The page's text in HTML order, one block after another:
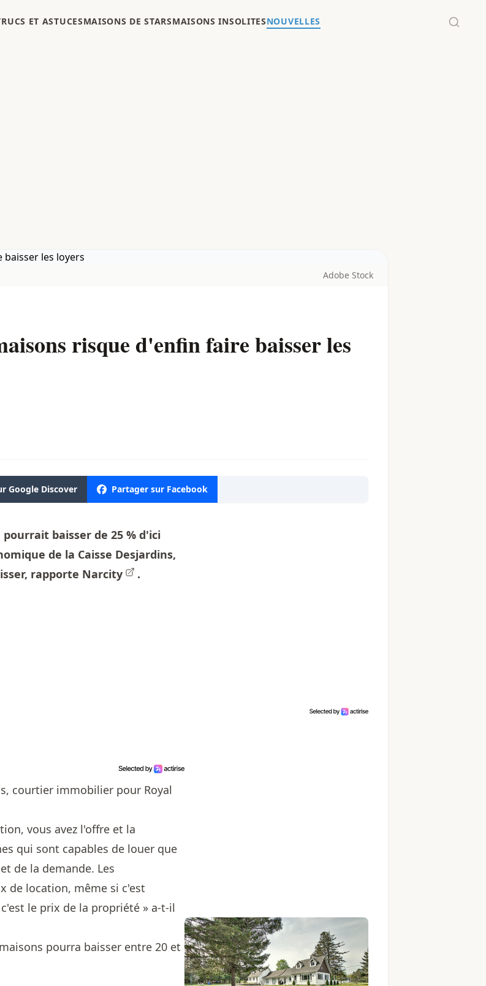
ET ASTUCESMAISONS DE STARSMAISONS INSOLITESNOUVELLES
Adobe Stock
risque d'enfin faire baisser les
Google Discover Partager sur Facebook
baisser de 25 % d'ici
de la Caisse Desjardins,
rapporte Narcity .
courtier immobilier pour Royal
vous avez l'offre et la
qui sont capables de louer que
de la demande. Les
de location, même si c'est
le prix de la propriété » a-t-il
pourra baisser entre 20 et